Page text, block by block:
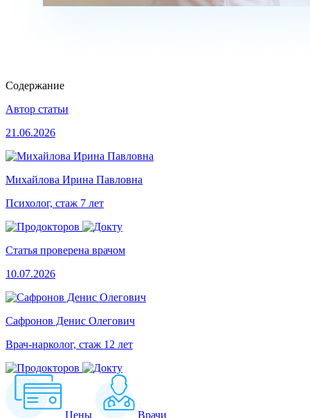
Содержание
Автор статьи
21.06.2026
Михайлова Ирина Павловна
Психолог, стаж 7 лет
Статья проверена врачом
10.07.2026
Сафронов Денис Олегович
Врач-нарколог, стаж 12 лет
Цены Врачи